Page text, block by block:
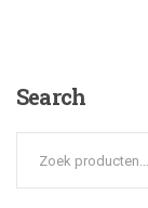
Search